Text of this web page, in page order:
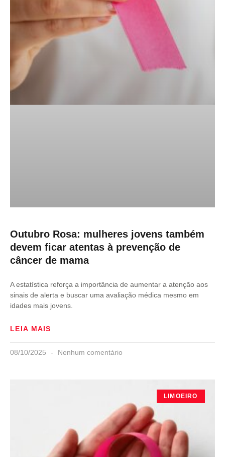
Outubro Rosa: mulheres jovens também
devem ficar atentas à prevenção de
câncer de mama
A estatística reforça a importância de aumentar a atenção aos
sinais de alerta e buscar uma avaliação médica mesmo em
idades mais jovens.
LEIA MAIS
08/10/2025 Nenhum comentário
LIMOEIRO